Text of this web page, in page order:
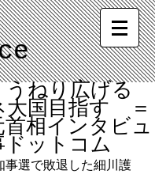
ねり広げる
大国目指す ＝
相インタビュ
ットコム
事選で敗退した細川護